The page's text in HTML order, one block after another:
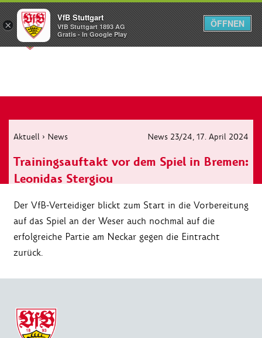
Menü
Aktuell › News News 23/24, 17. April 2024
Trainingsauftakt vor dem Spiel in Bremen:
Leonidas Stergiou
Der VfB-Verteidiger blickt zum Start in die Vorbereitung
auf das Spiel an der Weser auch nochmal auf die
erfolgreiche Partie am Neckar gegen die Eintracht
zurück.
×
VfB Stuttgart
VfB Stuttgart 1893 AG
Gratis - In Google Play
ÖFFNEN